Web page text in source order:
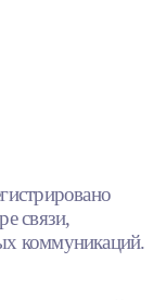
связи,
коммуникаций.